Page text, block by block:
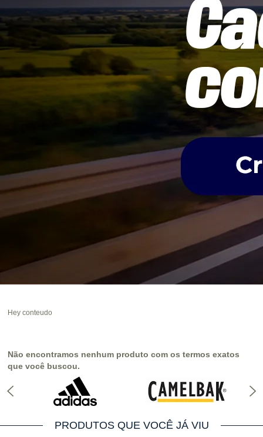
Hey conteudo
Não encontramos nenhum produto com os termos exatos
que você buscou.
PRODUTOS QUE VOCÊ JÁ VIU